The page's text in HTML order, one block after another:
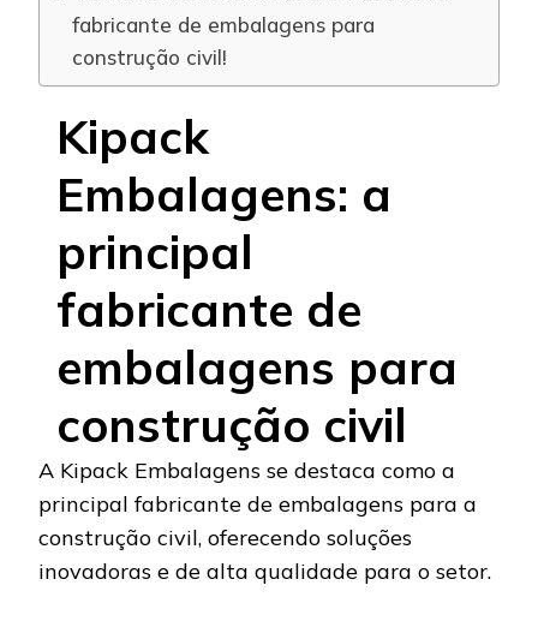
fabricante de embalagens para
construção civil!
Kipack
Embalagens: a
principal
fabricante de
embalagens para
construção civil
A Kipack Embalagens se destaca como a
principal fabricante de embalagens para a
construção civil, oferecendo soluções
inovadoras e de alta qualidade para o setor.